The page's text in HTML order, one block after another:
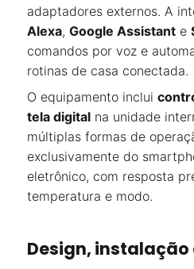
adaptadores externos. A
Alexa, Google Assistant e
comandos por voz e
rotinas de casa conectada.
O equipamento inclui
tela digital na unidade
múltiplas formas de
exclusivamente do
eletrônico, com resposta
temperatura e modo.
Design, instalação